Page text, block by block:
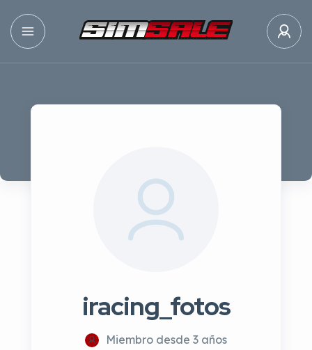
iracing_fotos
Miembro desde 3 años